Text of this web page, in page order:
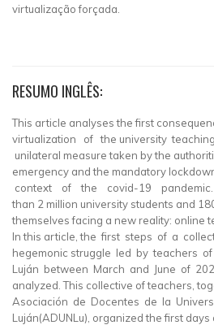
virtualização forçada.
RESUMO INGLÊS:
This article analyses the first
virtualization of the university
unilateral measure taken by the
emergency and the mandatory
context of the covid-19 pandemic.
than 2 million university students and
themselves facing a new reality: online
In this article, the first steps of a
hegemonic struggle led by teachers
Luján between March and June of
analyzed. This collective of teachers,
Asociación de Docentes de la
Luján(ADUNLu), organized the first